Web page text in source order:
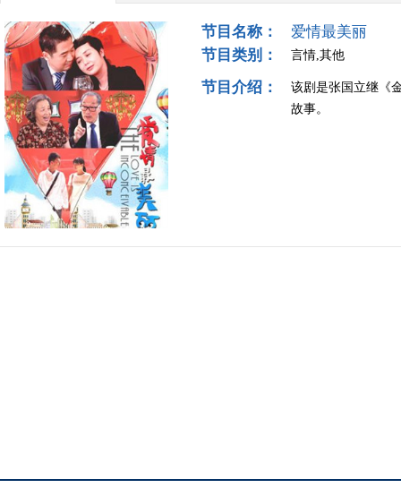
节目名称：
爱情最美丽
节目类别：
言情,其他
节目介绍：
该剧是张国立继《
故事。